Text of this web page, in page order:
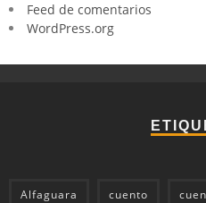
Feed de comentarios
WordPress.org
Alfaguara cuento